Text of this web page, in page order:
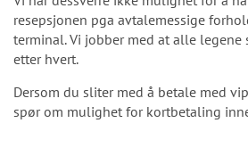
resepsjonen pga avtalemessige
terminal. Vi jobber med at alle
etter hvert.
Dersom du sliter med å betale med
spør om mulighet for kortbetaling